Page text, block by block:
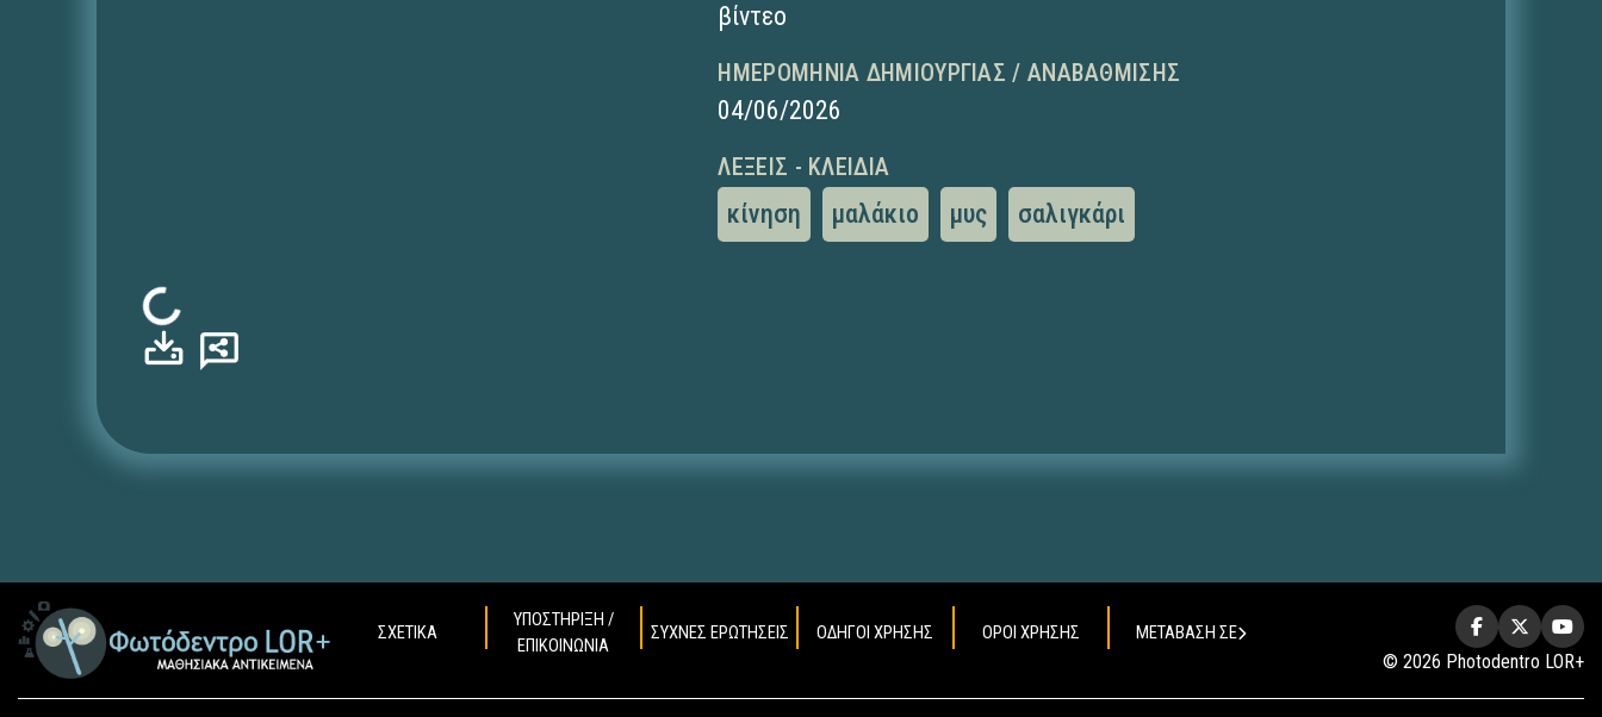
Φόρτωση...
βίντεο
ΗΜΕΡΟΜΗΝΊΑ ΔΗΜΙΟΥΡΓΊΑΣ / ΑΝΑΒΆΘΜΙΣΗΣ
04/06/2026
ΛΈΞΕΙΣ - ΚΛΕΙΔΙΆ
κίνηση μαλάκιο μυς σαλιγκάρι
ΣΧΕΤΙΚΑ
ΥΠΟΣΤΗΡΙΞΗ /
ΕΠΙΚΟΙΝΩΝΙΑ
ΣΥΧΝΕΣ ΕΡΩΤΗΣΕΙΣ ΟΔΗΓΟΙ ΧΡΗΣΗΣ ΟΡΟΙ ΧΡΗΣΗΣ ΜΕΤΑΒΑΣΗ ΣΕ
© 2026 Photodentro LOR+